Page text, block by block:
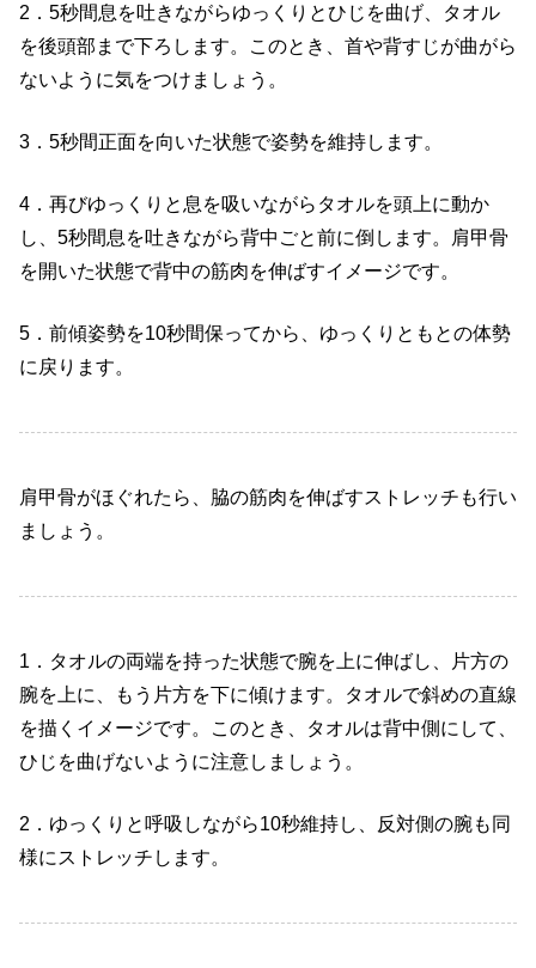
2 ． 5秒間息を吐きながらゆっくりとひじを曲げ、タオル
を後頭部まで下ろします。このとき、首や背すじが曲がら
ないように気をつけましょう。
3 ． 5秒間正面を向いた状態で姿勢を維持します。
4 ．再びゆっくりと息を吸いながらタオルを頭上に動か
し、 5秒間息を吐きながら背中ごと前に倒します。肩甲骨
を開いた状態で背中の筋肉を伸ばすイメージです。
5 ．前傾姿勢を10秒間保ってから、ゆっくりともとの体勢
に戻ります。
肩甲骨がほぐれたら、脇の筋肉を伸ばすストレッチも行い
ましょう。
1 ．タオルの両端を持った状態で腕を上に伸ばし、片方の
腕を上に、もう片方を下に傾けます。タオルで斜めの直線
を描くイメージです。このとき、タオルは背中側にして、
ひじを曲げないように注意しましょう。
2 ．ゆっくりと呼吸しながら10秒維持し、反対側の腕も同
様にストレッチします。